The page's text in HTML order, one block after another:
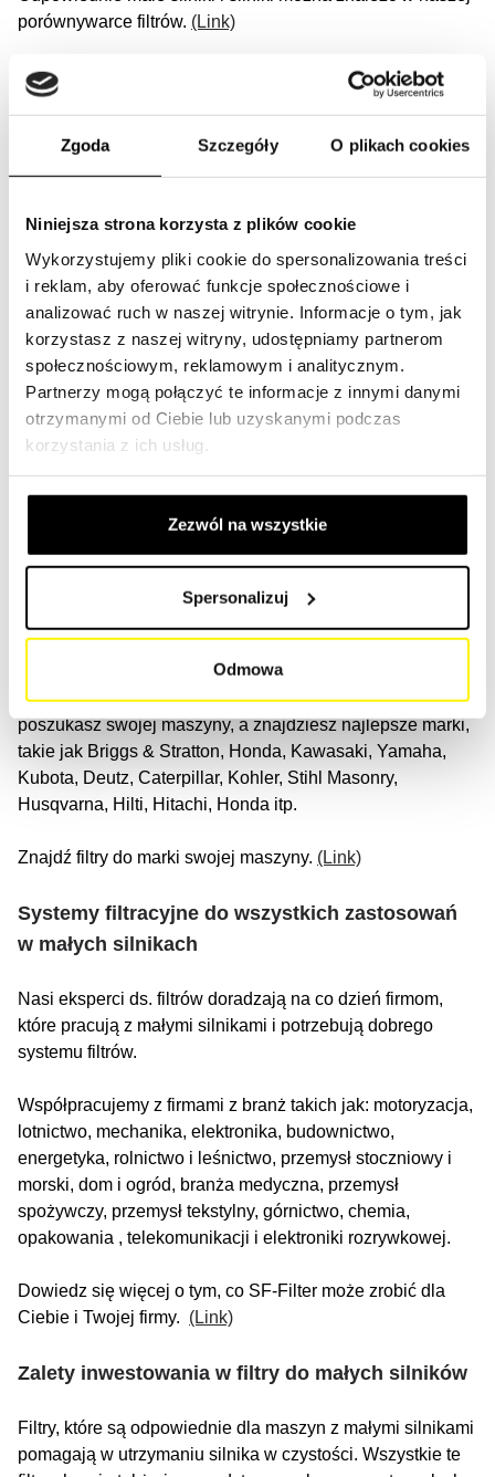
Zgoda Szczegóły O plikach cookies
Niniejsza strona korzysta z plików cookie
Wykorzystujemy pliki cookie do spersonalizowania treści
i reklam, aby oferować funkcje społecznościowe i
analizować ruch w naszej witrynie. Informacje o tym, jak
korzystasz z naszej witryny, udostępniamy partnerom
społecznościowym, reklamowym i analitycznym.
Partnerzy mogą połączyć te informacje z innymi danymi
otrzymanymi od Ciebie lub uzyskanymi podczas
korzystania z ich usług.
Zezwól na wszystkie
Spersonalizuj
Odmowa
porównywarce filtrów. (Link)
Nasza oferta filtrów dla silników oraz małych
hydrauliczne, filtr płynu chłodzącego aby osiągnąć
Utrzymanie w dobrym stanie systemów mikrofiltracji,
hydraulicznych, smarowania i filtrowania przyczynia się do
usuwania brudu, kurzu i innych cząstek z różnych części
maszyny w celu zapewnienia optymalnej wydajności i
dłuższej żywotności.
Wyszukaj filtr, korzystając z numeru referencyjnego.
Wyszukaj ich silniki marki
Chroń swoje małe silniki skutecznie dzięki naszym
wysokiej jakości systemom filtrów do wszystkich marek
W naszej ofercie znajdziesz filtry do wszystkich małych
silników lub pozostałych silników. Wystarczy, że
poszukasz swojej maszyny, a znajdziesz najlepsze marki,
takie jak Briggs & Stratton, Honda, Kawasaki, Yamaha,
Kubota, Deutz, Caterpillar, Kohler, Stihl Masonry,
Husqvarna, Hilti, Hitachi, Honda itp.
Znajdź filtry do marki swojej maszyny. (Link)
Systemy filtracyjne do wszystkich zastosowań
w małych silnikach
Nasi eksperci ds. filtrów doradzają na co dzień firmom,
które pracują z małymi silnikami i potrzebują dobrego
systemu filtrów.
Współpracujemy z firmami z branż takich jak: motoryzacja,
lotnictwo, mechanika, elektronika, budownictwo,
energetyka, rolnictwo i leśnictwo, przemysł stoczniowy i
morski, dom i ogród, branża medyczna, przemysł
spożywczy, przemysł tekstylny, górnictwo, chemia,
opakowania , telekomunikacji i elektroniki rozrywkowej.
Dowiedz się więcej o tym, co SF-Filter może zrobić dla
Ciebie i Twojej firmy. (Link)
Zalety inwestowania w filtry do małych silników
Filtry, które są odpowiednie dla maszyn z małymi silnikami
pomagają w utrzymaniu silnika w czystości. Wszystkie te